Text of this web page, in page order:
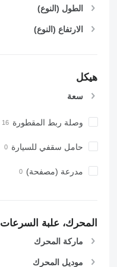
الطول (النوع)
الارتفاع (النوع)
هيكل
سعة
وصلة ربط المقطورة
حامل سقفي للسيارة
مدرعة (مصفحة)
المحرك، علبة السرعات
ماركة المحرك
موديل المحرك